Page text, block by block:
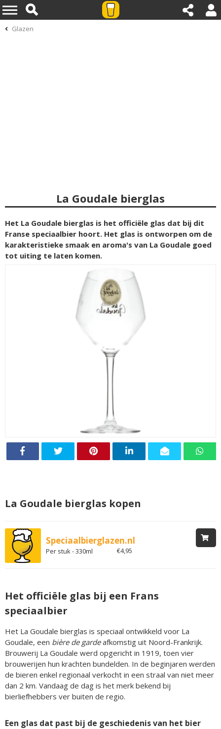
Glazen
La Goudale bierglas
Het La Goudale bierglas is het officiële glas dat bij dit
Franse speciaalbier hoort. Het glas is ontworpen om de
karakteristieke smaak en aroma's van La Goudale goed
tot uiting te laten komen.
La Goudale bierglas kopen
Speciaalbierglazen.nl
Per stuk - 330ml €4,95
Het officiële glas bij een Frans
speciaalbier
Het La Goudale bierglas is speciaal ontwikkeld voor La
Goudale, een bière de gardeafkomstig uit Noord-Frankrijk.
Brouwerij La Goudale werd opgericht in 1919, toen vier
brouwerijen hun krachten bundelden. In de beginjaren werden
de bieren enkel regionaal verkocht in een straal van niet meer
dan 2 km. Vandaag de dag is het merk bekend bij
bierliefhebbers ver buiten de regio.
Een glas dat past bij de geschiedenis van het bier